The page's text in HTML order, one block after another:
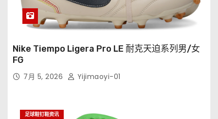
Nike Tiempo Ligera Pro LE 耐克天迫系列男/女
FG
7月 5, 2026 Yijimaoyi-01
足球鞋钉鞋资讯